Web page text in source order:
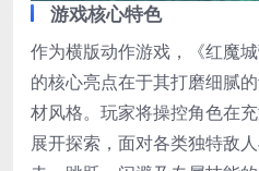
游戏核心特色
作为横版动作游戏，《红魔
的核心亮点在于其打磨细腻
材风格。玩家将操控角色在
展开探索，面对各类独特敌